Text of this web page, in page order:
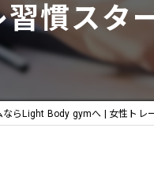
慣スタ
ならLight Body gymへ | 女性トレ